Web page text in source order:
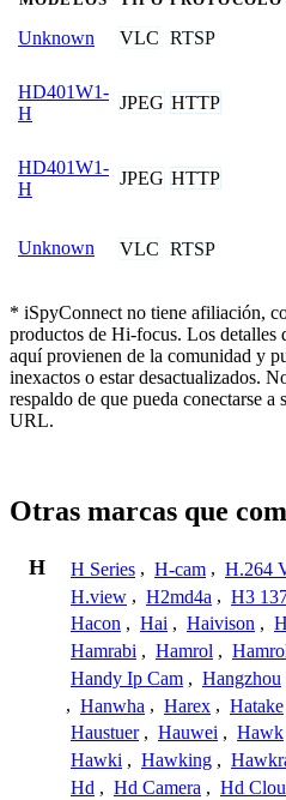
Unknown VLC RTSP
HD401W1-
H
JPEG HTTP
HD401W1-
H
JPEG HTTP
Unknown VLC RTSP
* iSpyConnect no tiene afiliación,
productos de Hi-focus. Los detalles
aquí provienen de la comunidad y
inexactos o estar desactualizados.
respaldo de que pueda conectarse a
URL.
Otras marcas que
H H Series , H-cam , H.264
H.view , H2md4a , H3
Hacon , Hai , Haivison ,
Hamrabi , Hamrol ,
Handy Ip Cam , Hangzhou
, Hanwha , Harex , Hatake
Haustuer , Hauwei , Hawk
Hawki , Hawking ,
Hd , Hd Camera , Hd